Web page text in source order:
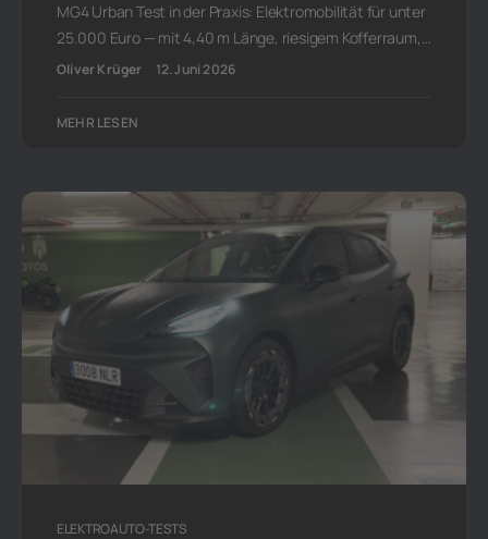
MG4 Urban Test in der Praxis: Elektromobilität für unter
25.000 Euro — mit 4,40 m Länge, riesigem Kofferraum,…
Oliver Krüger 12. Juni 2026
MEHR LESEN
ELEKTROAUTO-TESTS